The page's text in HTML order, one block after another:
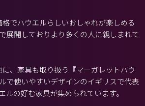
でハウエルらしいおしゃれが楽しめる
展開しておりより多くの人に親しまれて
、家具も取り扱う『マーガレットハウ
で使いやすいデザインのイギリスで代表
の好む家具が集められています。